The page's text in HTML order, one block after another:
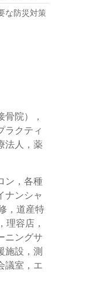
な防災対策
院），
ラクティ
法人，薬
ン，各種
ナンシャ
，道産特
理容店，
ニングサ
施設，測
議室，エ